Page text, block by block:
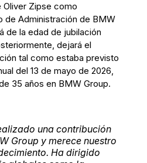
Oliver Zipse como
de Administración de BMW
de la edad de jubilación
dejará el
tal como estaba previsto
del 13 de mayo de 2026,
35 años en BMW Group.
una contribución
Group y merece nuestro
Ha dirigido